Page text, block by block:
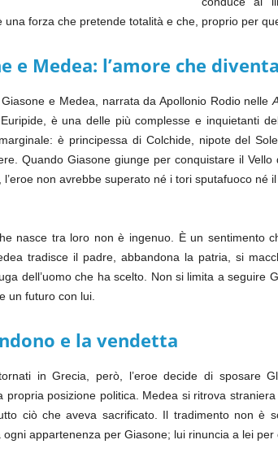
una forza che pretende totalità e che, proprio per
e Medea: l’amore che
e Medea, narrata da Apollonio Rodio nelle
è una delle più complesse e inquietanti
è principessa di Colchide, nipote del
Quando Giasone giunge per conquistare il
l’eroe non avrebbe superato né i tori sputafuoco né
nasce tra loro non è ingenuo. È un sentimento
tradisce il padre, abbandona la patria, si
dell’uomo che ha scelto. Non si limita a seguire
un futuro con lui.
e la vendetta
in Grecia, però, l’eroe decide di sposare
propria posizione politica. Medea si ritrova
ciò che aveva sacrificato. Il tradimento non è
ogni appartenenza per Giasone; lui rinuncia a lei per